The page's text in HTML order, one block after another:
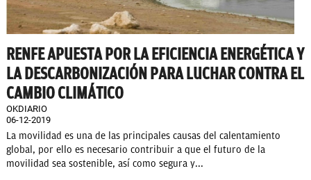
RENFE APUESTA POR LA EFICIENCIA ENERGÉTICA Y
LA DESCARBONIZACIÓN PARA LUCHAR CONTRA EL
CAMBIO CLIMÁTICO
OKDIARIO
06-12-2019
La movilidad es una de las principales causas del calentamiento
global, por ello es necesario contribuir a que el futuro de la
movilidad sea sostenible, así como segura y...